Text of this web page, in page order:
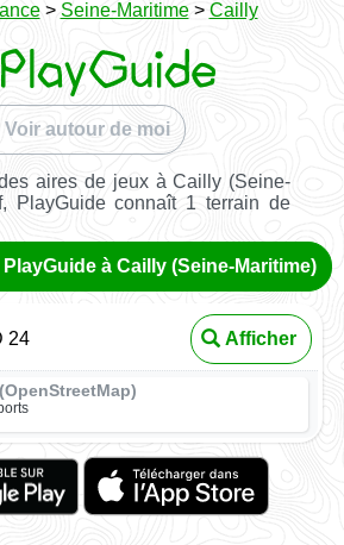
> Seine-Maritime> Cailly
Voir autour de moi
aires de jeux à Cailly (Seine-
PlayGuide connaît 1 terrain de
à Cailly (Seine-Maritime)
24 Afficher